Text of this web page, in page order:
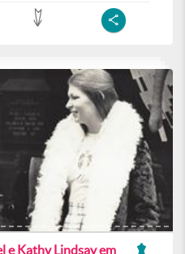
e Kathy Lindsay em